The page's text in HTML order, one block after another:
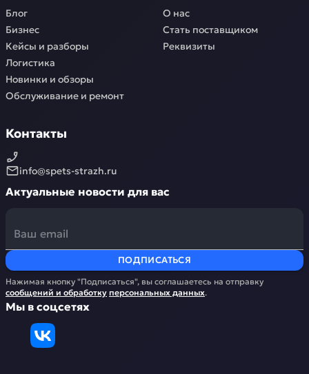
Блог
Бизнес
Кейсы и разборы
Логистика
Новинки и обзоры
Обслуживание и ремонт
О нас
Стать поставщиком
Реквизиты
Контакты
info@spets-strazh.ru
Актуальные новости для вас
ПОДПИСАТЬСЯ
Нажимая кнопку "Подписаться", вы соглашаетесь на отправку
сообщений и обработку персональных данных.
Мы в соцсетях